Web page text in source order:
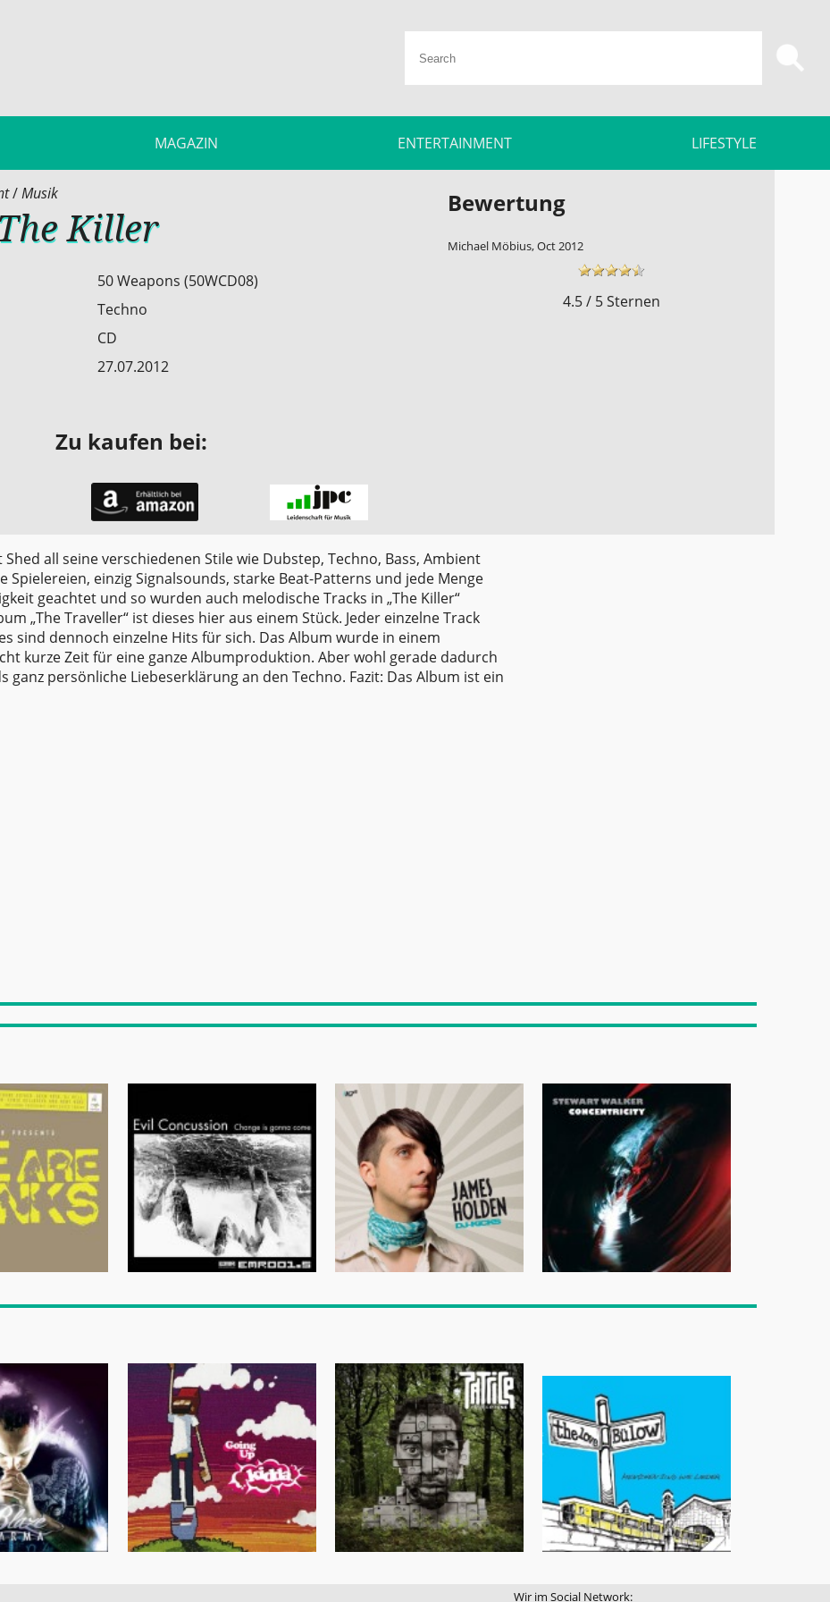
MAGAZIN ENTERTAINMENT LIFESTYLE
/Musik
Killer
50 Weapons (50WCD08)
Techno
CD
27.07.2012
Bewertung
Michael Möbius, Oct 2012
4.5 / 5 Sternen
Zu kaufen bei:
all seine verschiedenen Stile wie Dubstep, Techno, Bass, Ambient
Spielereien, einzig Signalsounds, starke Beat-Patterns und jede Menge
geachtet und so wurden auch melodische Tracks in „The Killer“
„The Traveller“ ist dieses hier aus einem Stück. Jeder einzelne Track
sind dennoch einzelne Hits für sich. Das Album wurde in einem
kurze Zeit für eine ganze Albumproduktion. Aber wohl gerade dadurch
persönliche Liebeserklärung an den Techno. Fazit: Das Album ist ein
Wir im Social Network: